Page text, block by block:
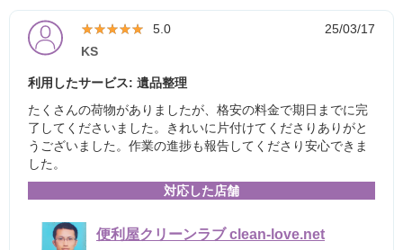
★★★★★
★★★★★ 5.0
25/03/17
KS
利用したサービス: 遺品整理
たくさんの荷物がありましたが、格安の料金で期日までに完
了してくださいました。きれいに片付けてくださりありがと
うございました。作業の進捗も報告してくださり安心できま
した。
対応した店舗
便利屋クリーンラブ clean-love.net